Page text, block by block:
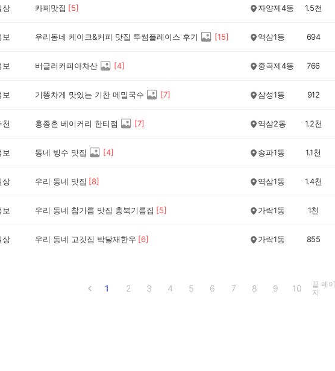
상 카페맛집 [5] 자양제4동 1.5천
보 우리동네 케이크&커피 맛집 투썸플레이스 후기 [15] 역삼1동 694
보 버글러커피아차산 [4] 중곡제4동 766
보 기똥차게 맛있는 기찬 메밀국수 [7] 삼성1동 912
천 홍종흔 베이커리 한티점 [7] 역삼2동 1.2천
보 동네 빙수 맛집 [4] 송파1동 1.1천
상 우리 동네 맛집 [8] 역삼1동 1.4천
보 우리 동네 참기름 맛집 충북기름집 [5] 가락1동 1천
상 우리 동네 고깃집 박달재한우 [6] 가락1동 855
1 2 3 4 5 6 7 8 9 10
끝 페이
지